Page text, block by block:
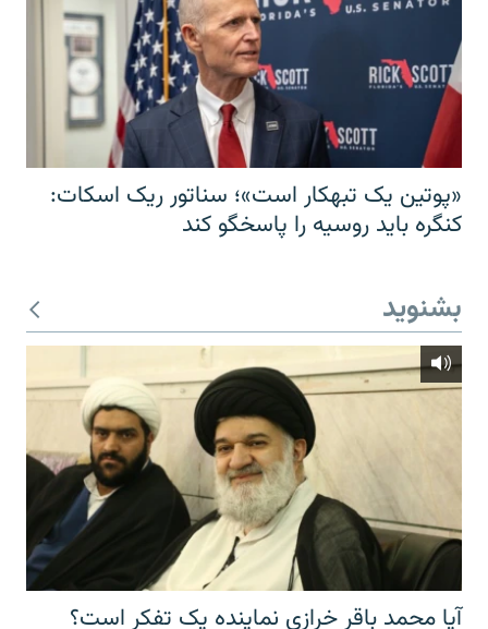
«پوتین یک تبهکار است»؛ سناتور ریک اسکات:
کنگره باید روسیه را پاسخگو کند
بشنوید
آیا محمد باقر خرازی نماینده یک تفکر است؟